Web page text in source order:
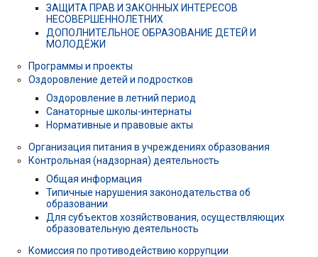
ЗАЩИТА ПРАВ И ЗАКОННЫХ ИНТЕРЕСОВ
НЕСОВЕРШЕННОЛЕТНИХ
ДОПОЛНИТЕЛЬНОЕ ОБРАЗОВАНИЕ ДЕТЕЙ И
МОЛОДЁЖИ
Программы и проекты
Оздоровление детей и подростков
Оздоровление в летний период
Санаторные школы-интернаты
Нормативные и правовые акты
Организация питания в учреждениях образования
Контрольная (надзорная) деятельность
Общая информация
Типичные нарушения законодательства об
образовании
Для субъектов хозяйствования, осуществляющих
образовательную деятельность
Комиссия по противодействию коррупции